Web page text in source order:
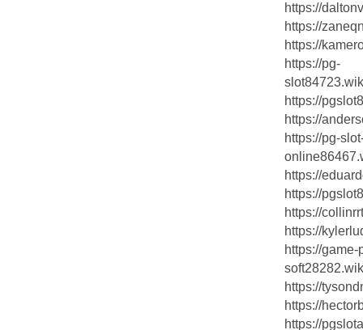
https://
https://
https://
https://pg-
https://
https://
https://pg-
https://
https://
https://
https://
https://game-
https://
https://
https://